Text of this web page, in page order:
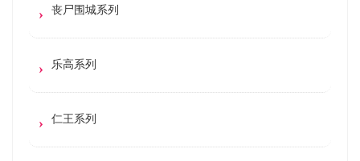
丧尸围城系列
乐高系列
仁王系列